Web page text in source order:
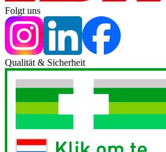
Folgt uns
Qualität & Sicherheit